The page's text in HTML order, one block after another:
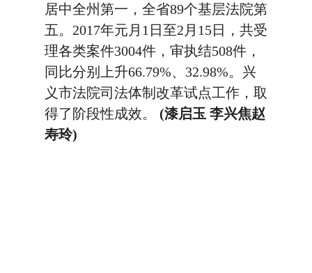
居中全州第一，全省89个基层法院第
五。2017年元月1日至2月15日，共受
理各类案件3004件，审执结508件，
同比分别上升66.79%、32.98%。兴
义市法院司法体制改革试点工作，取
得了阶段性成效。 (漆启玉 李兴焦赵
寿玲)